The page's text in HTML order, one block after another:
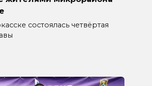
состоялась четвёртая